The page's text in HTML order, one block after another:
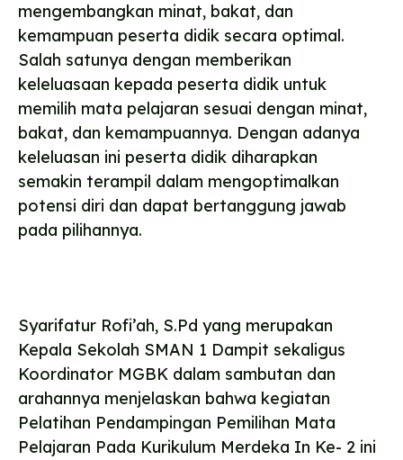
mengembangkan minat, bakat, dan
kemampuan peserta didik secara optimal.
Salah satunya dengan memberikan
keleluasaan kepada peserta didik untuk
memilih mata pelajaran sesuai dengan minat,
bakat, dan kemampuannya. Dengan adanya
keleluasan ini peserta didik diharapkan
semakin terampil dalam mengoptimalkan
potensi diri dan dapat bertanggung jawab
pada pilihannya.
Syarifatur Rofi’ah, S.Pd yang merupakan
Kepala Sekolah SMAN 1 Dampit sekaligus
Koordinator MGBK dalam sambutan dan
arahannya menjelaskan bahwa kegiatan
Pelatihan Pendampingan Pemilihan Mata
Pelajaran Pada Kurikulum Merdeka In Ke- 2 ini